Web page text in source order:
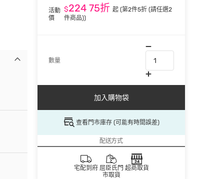
活動
價
$22475折 起 (第2件5折 (請任選2
件商品))
數量
加入購物袋
查看門市庫存 (可能有時間誤差)
配送方式
宅配到府 屈臣氏門
市取貨
超商取貨